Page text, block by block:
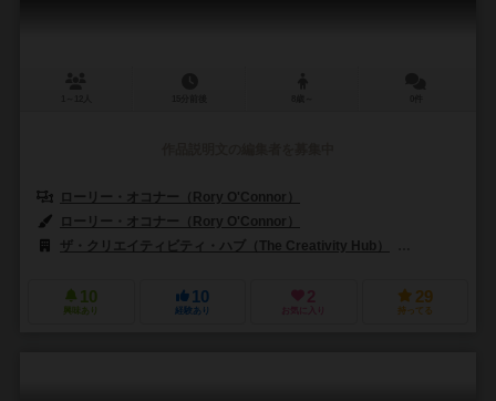
ローリー・オコナー（Rory O'Connor）
ローリー・オコナー（Rory O'Connor）
ザ・クリエイティビティ・ハブ（The Creativity Hub）
10
興味あり
10
経験あり
2
お気に入り
29
持ってる